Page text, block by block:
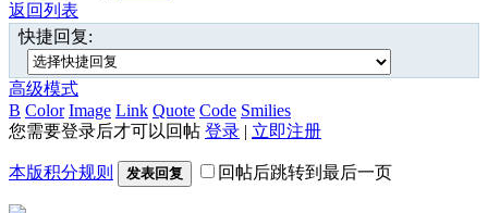
返回列表
快捷回复:
高级模式
B Color Image Link Quote Code Smilies
您需要登录后才可以回帖 登录 | 立即注册
本版积分规则 发表回复 回帖后跳转到最后一页